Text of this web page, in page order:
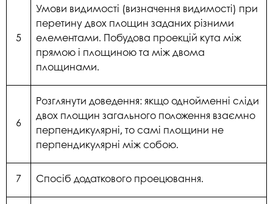
5
Умови видимості (визначення видимості) при
перетину двох площин заданих різними
елементами. Побудова проекцій кута між
прямою і площиною та між двома
площинами.
6
Розглянути доведення: якщо однойменні сліди
двох площин загального положення взаємно
перпендикулярні, то самі площини не
перпендикулярні між собою.
7 Спосіб додаткового проецювання.